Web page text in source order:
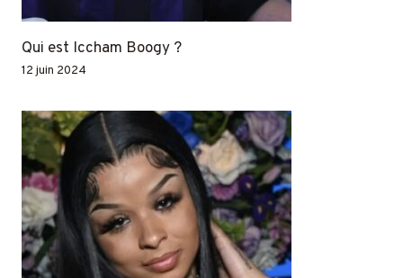
Qui est Iccham Boogy ?
12 juin 2024